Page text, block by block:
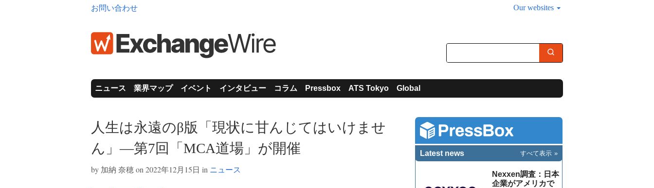
お問い合わせ Our websites
ニュース 業界マップ イベント インタビュー コラム Pressbox ATS Tokyo Global
人生は永遠のβ版「現状に甘んじてはいけませ
ん」―第7回「MCA道場」が開催
by 加納 奈穂on 2022年12月15日 in ニュース
Latest news すべて表示
Nexxen調査：日本
企業がアメリカで